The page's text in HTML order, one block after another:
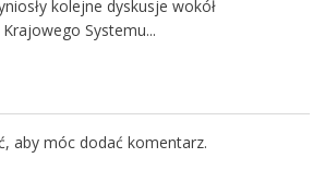
kolejne dyskusje wokół
Systemu...
, aby móc dodać komentarz.